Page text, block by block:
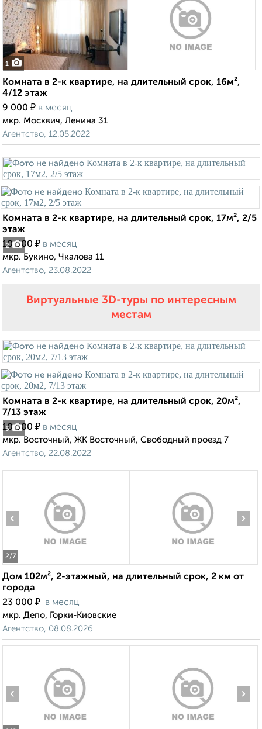
1
Комната в 2-к квартире, на длительный срок, 16м²,
4/12 этаж
9 000 ₽ в месяц
мкр. Москвич, Ленина 31
Агентство, 12.05.2022
2
Комната в 2-к квартире, на длительный срок, 17м², 2/5
этаж
10 000 ₽ в месяц
мкр. Букино, Чкалова 11
Агентство, 23.08.2022
Виртуальные 3D-туры по интересным
местам
5
Комната в 2-к квартире, на длительный срок, 20м²,
7/13 этаж
10 000 ₽ в месяц
мкр. Восточный, ЖК Восточный, Свободный проезд 7
Агентство, 22.08.2022
2/7
‹ ›
Дом 102м², 2-этажный, на длительный срок, 2 км от
города
23 000 ₽ в месяц
мкр. Депо, Горки-Киовские
Агентство, 08.08.2026
‹ ›